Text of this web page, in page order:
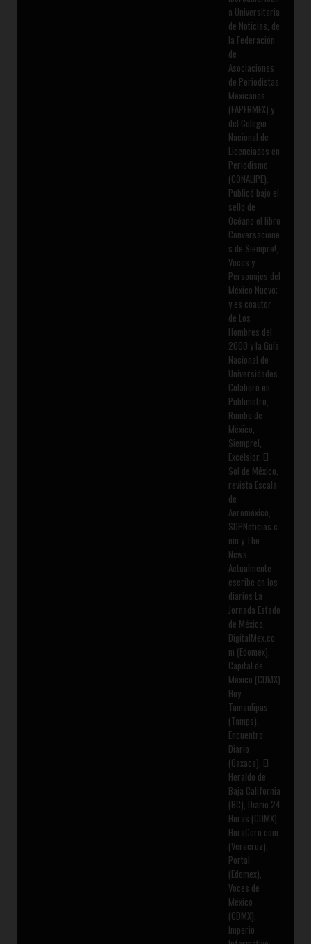
a Universitaria
de Noticias, de
la Federación
de
Asociaciones
de Periodistas
Mexicanos
(FAPERMEX) y
del Colegio
Nacional de
Licenciados en
Periodismo
(CONALIPE).
Publicó bajo el
sello de
Océano el libro
Conversacione
s de Siempre!,
Voces y
Personajes del
México Nuevo;
y es coautor
de Los
Hombres del
2000 y la Guía
Nacional de
Universidades.
Colaboró en
Publimetro,
Rumbo de
México,
Siempre!,
Excélsior, El
Sol de México,
revista Escala
de
Aeroméxico,
SDPNoticias.c
om y The
News.
Actualmente
escribe en los
diarios La
Jornada Estado
de México,
DigitalMex.co
m (Edomex),
Capital de
México (CDMX)
Hoy
Tamaulipas
(Tamps),
Encuentro
Diario
(Oaxaca), El
Heraldo de
Baja California
(BC), Diario 24
Horas (CDMX),
HoraCero.com
(Veracruz),
Portal
(Edomex),
Voces de
México
(CDMX),
Imperio